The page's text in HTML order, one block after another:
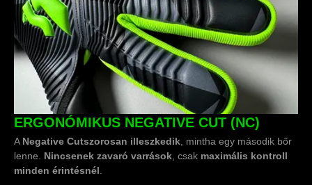
ERGONÓMIKUS NEGATIVE CUT (NC)
A Negative Cutszorosan illeszkedik , mintha egy második bőr
lenne. Nincsenek zavaró varrások , csak maximális kontroll
minden érintésnél